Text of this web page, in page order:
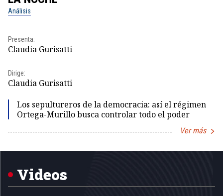
Análisis
Presenta:
Claudia Gurisatti
Dirige:
Claudia Gurisatti
Los sepultureros de la democracia: así el régimen
Ortega-Murillo busca controlar todo el poder
Ver más
1
Videos